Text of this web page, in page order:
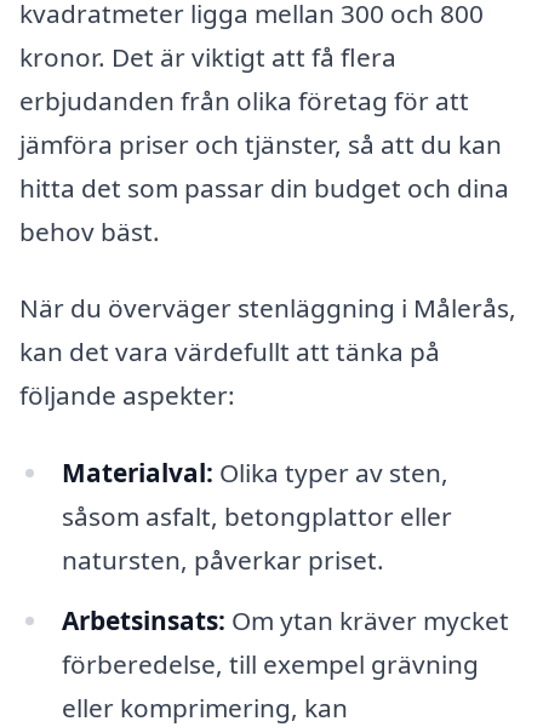
kvadratmeter ligga mellan 300 och 800
kronor. Det är viktigt att få flera
erbjudanden från olika företag för att
jämföra priser och tjänster, så att du kan
hitta det som passar din budget och dina
behov bäst.
När du överväger stenläggning i Målerås,
kan det vara värdefullt att tänka på
följande aspekter:
Materialval: Olika typer av sten,
såsom asfalt, betongplattor eller
natursten, påverkar priset.
Arbetsinsats: Om ytan kräver mycket
förberedelse, till exempel grävning
eller komprimering, kan